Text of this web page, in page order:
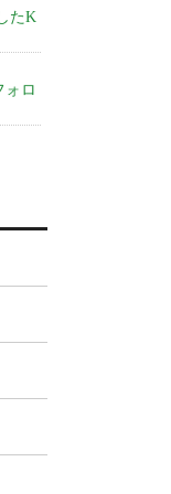
たK
ォロ